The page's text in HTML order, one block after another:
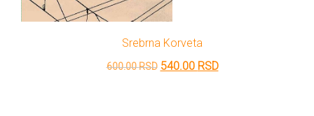
Srebrna Korveta
600.00RSD Originalna
540.00 RSDTrenutna